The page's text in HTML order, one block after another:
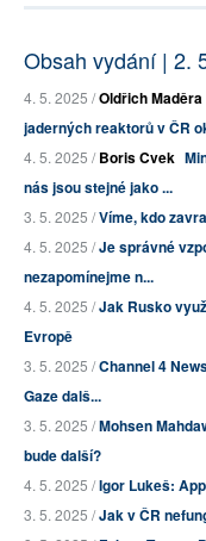
Obsah vydání | 2.
4. 5. 2025 /Oldřich Maděra
jaderných reaktorů v ČR
4. 5. 2025 /Boris Cvek
nás jsou stejné jako ...
3. 5. 2025 /Víme, kdo
4. 5. 2025 /Je správné
nezapomínejme n...
4. 5. 2025 /Jak Rusko
Evropě
3. 5. 2025 /Channel 4
Gaze dalš...
3. 5. 2025 /Mohsen
bude další?
4. 5. 2025 /Igor Lukeš:
3. 5. 2025 /Jak v ČR